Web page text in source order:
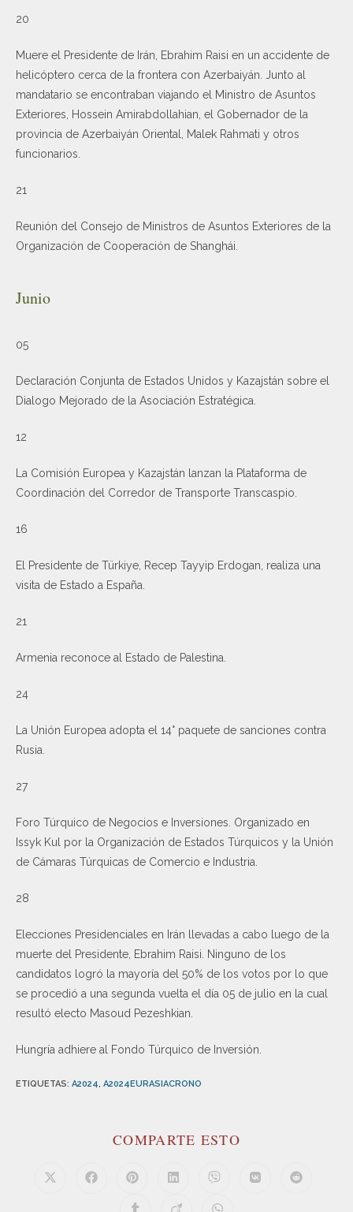
20
Muere el Presidente de Irán, Ebrahim Raisi en un accidente de
helicóptero cerca de la frontera con Azerbaiyán. Junto al
mandatario se encontraban viajando el Ministro de Asuntos
Exteriores, Hossein Amirabdollahian, el Gobernador de la
provincia de Azerbaiyán Oriental, Malek Rahmati y otros
funcionarios.
21
Reunión del Consejo de Ministros de Asuntos Exteriores de la
Organización de Cooperación de Shanghái.
Junio
05
Declaración Conjunta de Estados Unidos y Kazajstán sobre el
Dialogo Mejorado de la Asociación Estratégica.
12
La Comisión Europea y Kazajstán lanzan la Plataforma de
Coordinación del Corredor de Transporte Transcaspio.
16
El Presidente de Türkiye, Recep Tayyip Erdogan, realiza una
visita de Estado a España.
21
Armenia reconoce al Estado de Palestina.
24
La Unión Europea adopta el 14° paquete de sanciones contra
Rusia.
27
Foro Túrquico de Negocios e Inversiones. Organizado en
Issyk Kul por la Organización de Estados Túrquicos y la Unión
de Cámaras Túrquicas de Comercio e Industria.
28
Elecciones Presidenciales en Irán llevadas a cabo luego de la
muerte del Presidente, Ebrahim Raisi. Ninguno de los
candidatos logró la mayoría del 50% de los votos por lo que
se procedió a una segunda vuelta el día 05 de julio en la cual
resultó electo Masoud Pezeshkian.
Hungría adhiere al Fondo Túrquico de Inversión.
ETIQUETAS: A2024, A2024EURASIACRONO
COMPARTE ESTO